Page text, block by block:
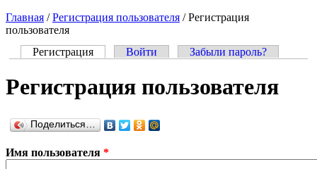
Главная / Регистрация пользователя /Регистрация
пользователя
Регистрация (активная вкладка)
Войти Забыли пароль?
Регистрация пользователя
Поделиться…
Имя пользователя *